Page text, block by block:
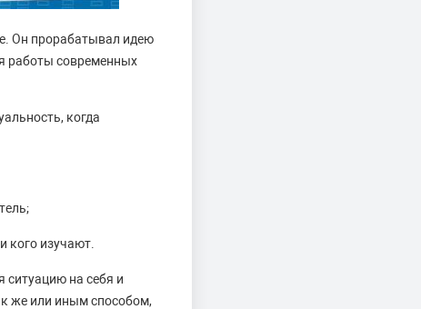
Он прорабатывал идею
работы современных
когда
кого изучают.
на себя и
же или иным способом,